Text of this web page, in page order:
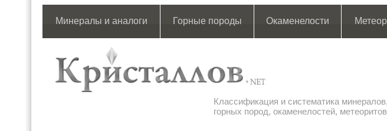
Минералы и аналоги Горные породы Окаменелости
Классификация и систематика минералов,
горных пород, окаменелостей, метеоритов